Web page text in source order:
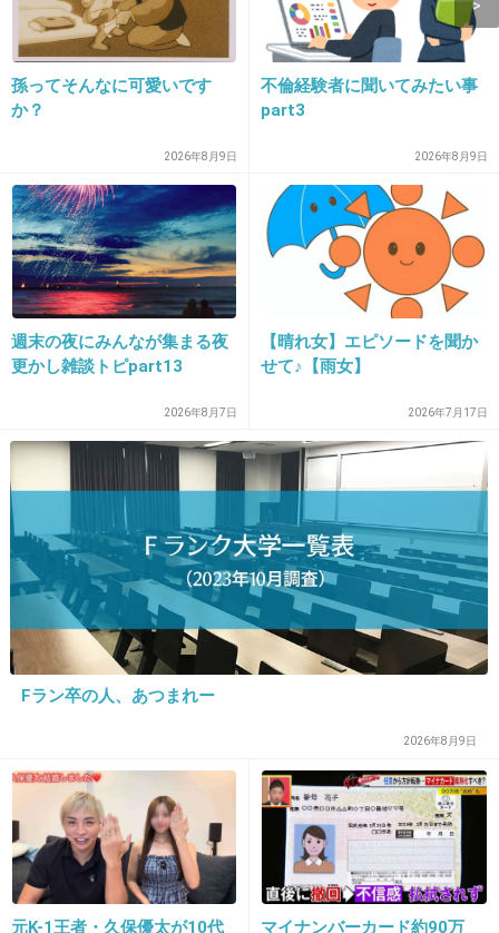
+23 -1
+7 -1
14. 匿名2026/07/08(水) 11:38:14
もう解決してるから大丈夫、ありがとねぇー
それでも入り込んでくる時は、
きるから気にしないで
+7
15. 匿名 2026/07/08(水) 11:39:43
明らかに鼠講の話をしつこくされて困ってる
月々100万貰ってる人もいるとか
困ってないし止めて欲しい
電話出なかったら家の近くまで来たとか怖い
孫ってそんなに可愛いです
か？
2026年8月9日
不倫経験者に聞いてみたい事
part3
2026年8月9日
週末の夜にみんなが集まる夜
更かし雑談トピpart13
2026年8月7日
【晴れ女】エピソードを聞か
せて♪【雨女】
2026年7月17日
Fラン卒の人、あつまれー
2026年8月9日
元K-1王者・久保優太が10代
マイナンバーカード約90万